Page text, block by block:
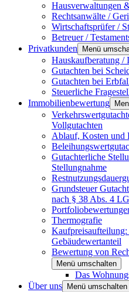
Hausverwaltungen
Rechtsanwälte /
Wirtschaftsprüfer /
Betreuer /
Privatkunden
Menü
Hauskaufberatung /
Gutachten bei
Gutachten bei
Steuerliche
Immobilienbewertung
Vollgutachten
Ablauf, Kosten und
Gutachterliche
Stellungnahme
Grundsteuer
nach § 38 Abs. 4
Thermografie
Gebäudewertanteil
Bewertung von
Menü umschalten
Das
Über uns
Menü umschalten